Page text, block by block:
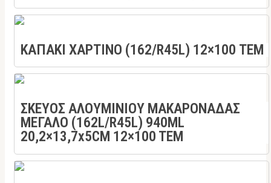
ΚΑΠΑΚΙ ΧΑΡΤΙΝΟ (162/R45L) 12×100 ΤΕΜ
ΣΚΕΥΟΣ ΑΛΟΥΜΙΝΙΟΥ ΜΑΚΑΡΟΝΑΔΑΣ
ΜΕΓΑΛΟ (162L/R45L) 940ML
20,2×13,7x5CM 12×100 TEM